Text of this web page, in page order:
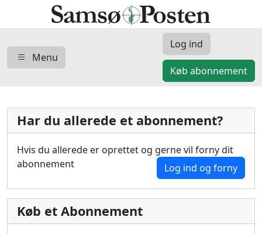
Menu
Log ind
Køb abonnement
Har du allerede et abonnement?
Hvis du allerede er oprettet og gerne vil forny dit
abonnement
Log ind og forny
Køb et Abonnement